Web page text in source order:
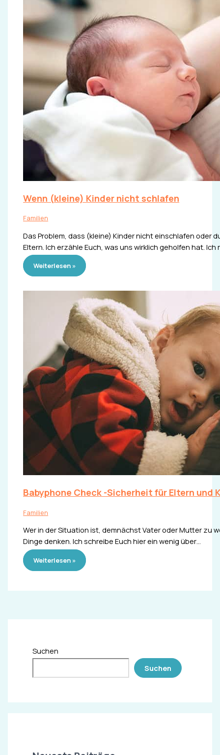
Wenn (kleine) Kinder nicht schlafen
Familien
Das Problem, dass (kleine) Kinder nicht einschlafen oder
Eltern. Ich erzähle Euch, was uns wirklich geholfen hat.
Weiterlesen »
Babyphone Check -Sicherheit für Eltern und
Familien
Wer in der Situation ist, demnächst Vater oder Mutter zu
Dinge denken. Ich schreibe Euch hier ein wenig über…
Weiterlesen »
Suchen
Suchen